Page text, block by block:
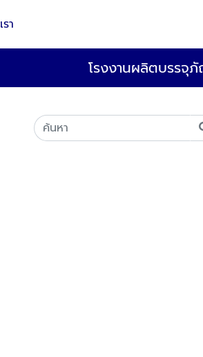
า
โรงงานผลิตบรรจุ